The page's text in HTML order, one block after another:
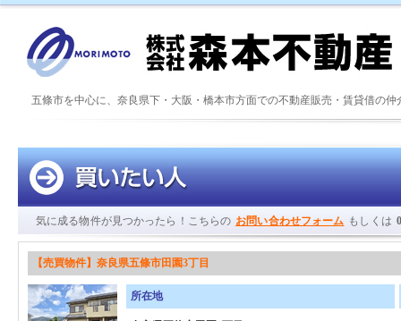
五條市を中心に、奈良県下・大阪・橋本市方面での不動産販売・賃貸借の
気に成る物件が見つかったら！こちらの お問い合わせフォーム もしくは
【売買物件】奈良県五條市田園3丁目
所在地